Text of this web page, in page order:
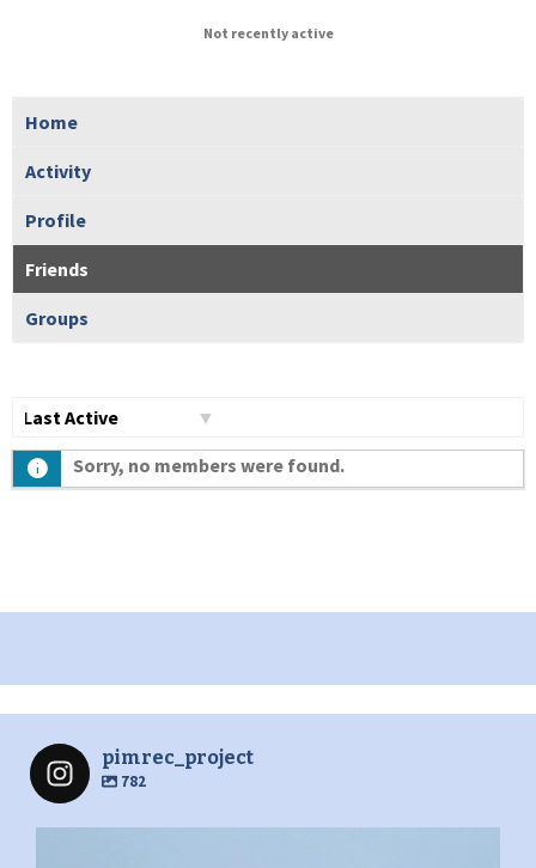
Not recently active
Home
Activity
Profile
Friends
Groups
Sorry, no members were found.
pimrec_project
782